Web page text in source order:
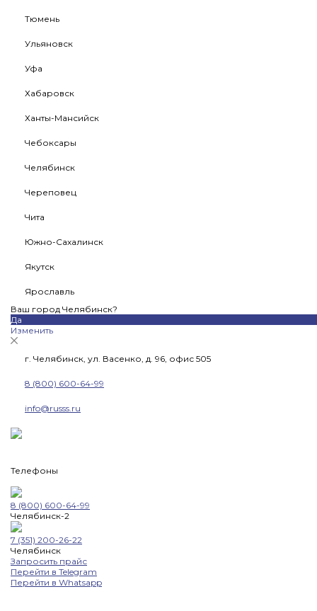
Тюмень
Ульяновск
Уфа
Хабаровск
Ханты-Мансийск
Чебоксары
Челябинск
Череповец
Чита
Южно-Сахалинск
Якутск
Ярославль
Ваш город Челябинск?
Да
Изменить
г. Челябинск, ул. Васенко, д. 96, офис 505
8 (800) 600-64-99
info@russs.ru
Телефоны
8 (800) 600-64-99
Челябинск-2
7 (351) 200-26-22
Челябинск
Запросить прайс
Перейти в Telegram
Перейти в Whatsapp